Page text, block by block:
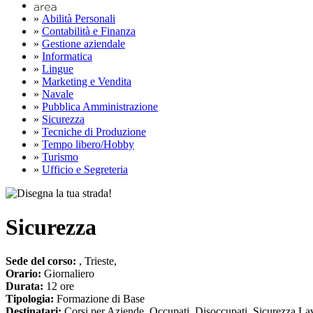
» Abilità Personali
» Contabilità e Finanza
» Gestione aziendale
» Informatica
» Lingue
» Marketing e Vendita
» Navale
» Pubblica Amministrazione
» Sicurezza
» Tecniche di Produzione
» Tempo libero/Hobby
» Turismo
» Ufficio e Segreteria
Sicurezza
Sede del corso: , Trieste,
Orario: Giornaliero
Durata: 12 ore
Tipologia: Formazione di Base